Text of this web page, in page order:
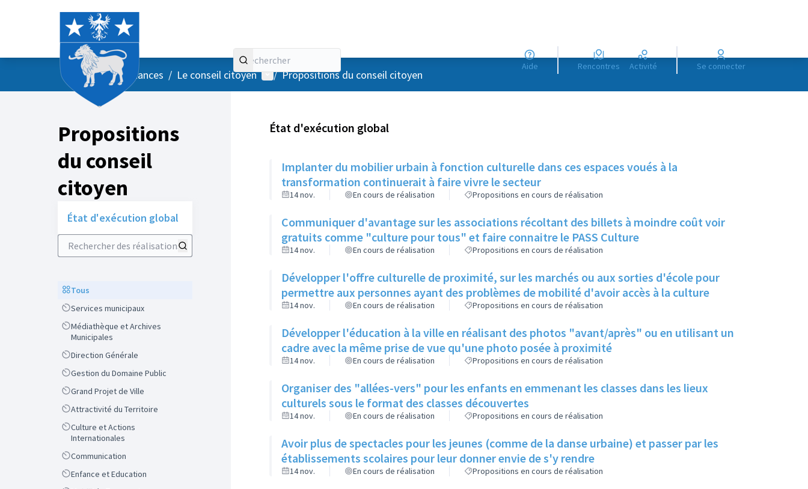
Aide Rencontres Activité Se connecter
AccueilMenu principal
/ Vos instances / Le conseil citoyen Menu utilisateur
/ Propositions du conseil citoyen
Propositions
du conseil
citoyen
État d'exécution global
Rechercher des réalisations
ScopeTous
ScopeServices municipaux
Scope
Médiathèque et Archives
Municipales
ScopeDirection Générale
ScopeGestion du Domaine Public
ScopeGrand Projet de Ville
ScopeAttractivité du Territoire
Scope
Culture et Actions
Internationales
ScopeCommunication
ScopeEnfance et Education
État d'exécution global
Implanter du mobilier urbain à fonction culturelle dans ces espaces voués à la
transformation continuerait à faire vivre le secteur
14 nov. En cours de réalisation Propositions en cours de réalisation
Communiquer d'avantage sur les associations récoltant des billets à moindre coût voir
gratuits comme "culture pour tous" et faire connaitre le PASS Culture
14 nov. En cours de réalisation Propositions en cours de réalisation
Développer l'offre culturelle de proximité, sur les marchés ou aux sorties d'école pour
permettre aux personnes ayant des problèmes de mobilité d'avoir accès à la culture
14 nov. En cours de réalisation Propositions en cours de réalisation
Développer l'éducation à la ville en réalisant des photos "avant/après" ou en utilisant un
cadre avec la même prise de vue qu'une photo posée à proximité
14 nov. En cours de réalisation Propositions en cours de réalisation
Organiser des "allées-vers" pour les enfants en emmenant les classes dans les lieux
culturels sous le format des classes découvertes
14 nov. En cours de réalisation Propositions en cours de réalisation
Avoir plus de spectacles pour les jeunes (comme de la danse urbaine) et passer par les
établissements scolaires pour leur donner envie de s'y rendre
14 nov. En cours de réalisation Propositions en cours de réalisation